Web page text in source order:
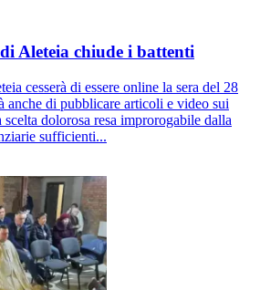
Aleteia chiude i battenti
cesserà di essere online la sera del 28
anche di pubblicare articoli e video sui
dolorosa resa improrogabile dalla
sufficienti...